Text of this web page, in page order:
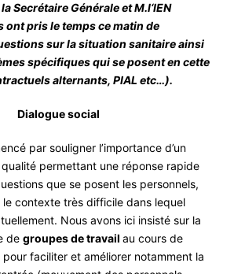
#DÉBATS
#PRESSE
#ARCHIVES
Secrétaire Générale et M.l‘IEN
ont pris le temps ce matin de
sur la situation sanitaire ainsi
spécifiques qui se posent en cette
alternants, PIAL etc…).
Dialogue social
par souligner l’importance d’un
permettant une réponse rapide
que se posent les personnels,
le contexte très difficile dans lequel
Nous avons ici insisté sur la
de groupesde travail au cours de
pour faciliter et améliorer notamment la